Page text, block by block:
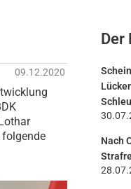
sc
09.12.2020
folgende
Der
Nach